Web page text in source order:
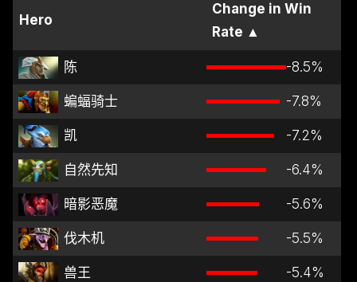
Hero
Change in Win
Rate ▲
陈 -8.5%
蝙蝠骑士 -7.8%
凯 -7.2%
自然先知 -6.4%
暗影恶魔 -5.6%
伐木机 -5.5%
兽王 -5.4%